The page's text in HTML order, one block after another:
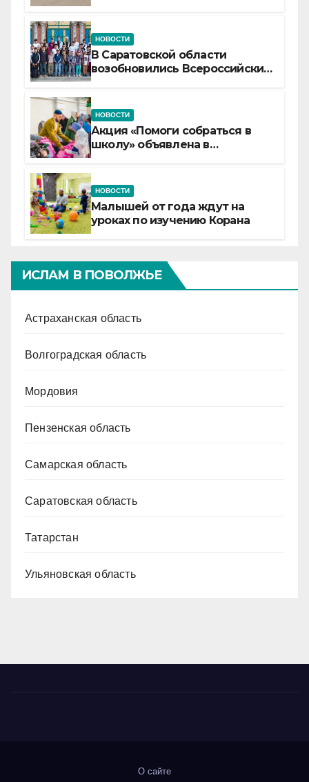
НОВОСТИ
В Саратовской области
возобновились Всероссийские
НОВОСТИ
Акция «Помоги собраться в
школу» объявлена в
НОВОСТИ
Малышей от года ждут на
уроках по изучению Корана
ИСЛАМ В ПОВОЛЖЬЕ
Астраханская область
Волгоградская область
Мордовия
Пензенская область
Самарская область
Саратовская область
Татарстан
Ульяновская область
О сайте